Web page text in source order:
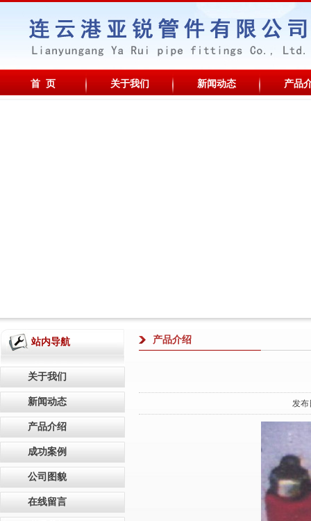
首 页 关于我们 新闻动态 产品
站内导航
关于我们
新闻动态
产品介绍
成功案例
公司图貌
在线留言
产品介绍
发布